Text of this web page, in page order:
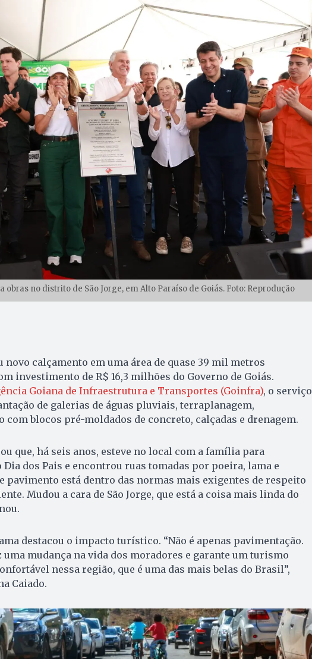
no distrito de São Jorge, em Alto Paraíso de Goiás. Foto: Reprodução
novo calçamento em uma área de quase 39 mil metros
investimento de R$ 16,3 milhões do Governo de Goiás.
Goiana de Infraestrutura e Transportes (Goinfra), o serviço
de galerias de águas pluviais, terraplanagem,
com blocos pré-moldados de concreto, calçadas e drenagem.
que, há seis anos, esteve no local com a família para
dos Pais e encontrou ruas tomadas por poeira, lama e
pavimento está dentro das normas mais exigentes de respeito
Mudou a cara de São Jorge, que está a coisa mais linda do
destacou o impacto turístico. “Não é apenas pavimentação.
uma mudança na vida dos moradores e garante um turismo
nessa região, que é uma das mais belas do Brasil”,
Caiado.